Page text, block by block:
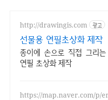
http://drawingis.com 광고
선물용 연필초상화 제작
종이에 손으로 직접 그리는
연필 초상화 제작
https://map.naver.com/p/